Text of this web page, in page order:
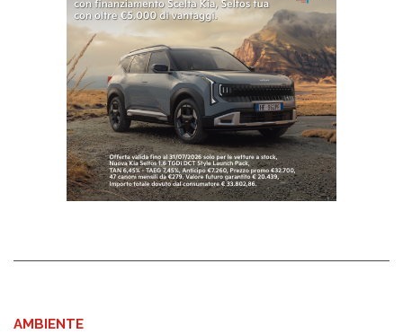
AMBIENTE